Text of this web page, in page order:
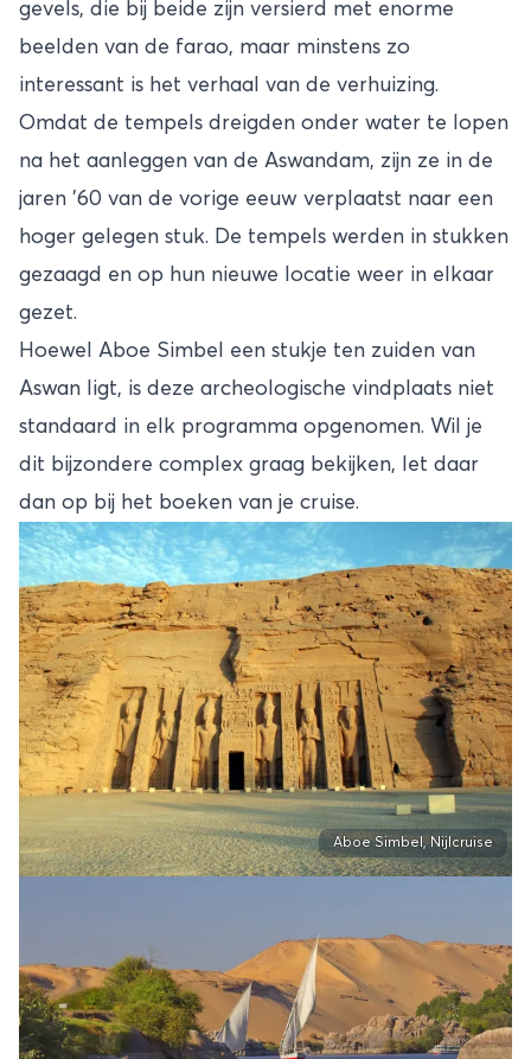
gevels, die bij beide zijn versierd met enorme
beelden van de farao, maar minstens zo
interessant is het verhaal van de verhuizing.
Omdat de tempels dreigden onder water te lopen
na het aanleggen van de Aswandam, zijn ze in de
jaren ’60 van de vorige eeuw verplaatst naar een
hoger gelegen stuk. De tempels werden in stukken
gezaagd en op hun nieuwe locatie weer in elkaar
gezet.
Hoewel Aboe Simbel een stukje ten zuiden van
Aswan ligt, is deze archeologische vindplaats niet
standaard in elk programma opgenomen. Wil je
dit bijzondere complex graag bekijken, let daar
dan op bij het boeken van je cruise.
Aboe Simbel, Nijlcruise